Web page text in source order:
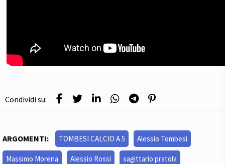
Condividi su:
ARGOMENTI: TOMBESI CALCIO A 5 Alessio Tombesi
Massimo Morena Alessio Rossi sagittario pratola